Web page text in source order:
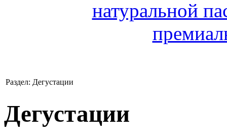
Раздел: Дегустации
Дегустации